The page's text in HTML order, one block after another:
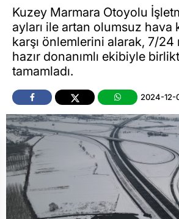
Kuzey Marmara Otoyolu
ayları ile artan olumsuz hava
karşı önlemlerini alarak, 7/
hazır donanımlı ekibiyle
tamamladı.
2024-12-